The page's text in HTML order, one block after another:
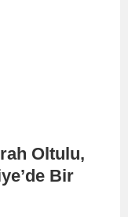
Oltulu,
Bir